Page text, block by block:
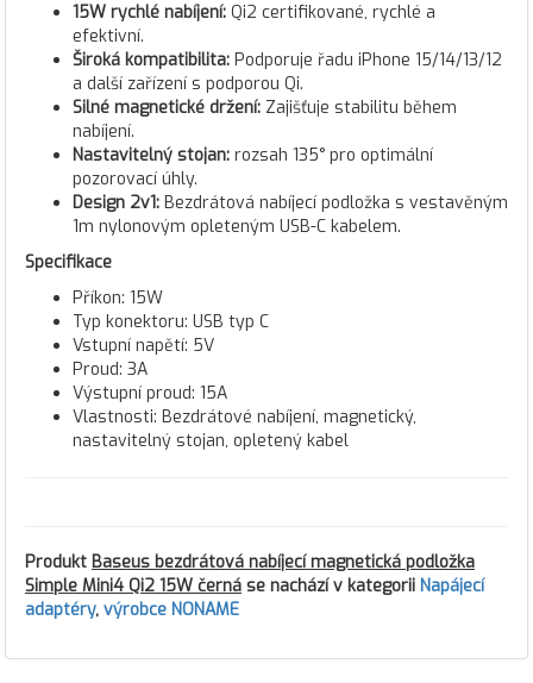
15W rychlé nabíjení: Qi2 certifikované, rychlé a
efektivní.
Široká kompatibilita: Podporuje řadu iPhone 15/14/13/12
a další zařízení s podporou Qi.
Silné magnetické držení: Zajišťuje stabilitu během
nabíjení.
Nastavitelný stojan: rozsah 135° pro optimální
pozorovací úhly.
Design 2v1: Bezdrátová nabíjecí podložka s vestavěným
1m nylonovým opleteným USB-C kabelem.
Specifikace
Příkon: 15W
Typ konektoru: USB typ C
Vstupní napětí: 5V
Proud: 3A
Výstupní proud: 15A
Vlastnosti: Bezdrátové nabíjení, magnetický,
nastavitelný stojan, opletený kabel
Produkt Baseus bezdrátová nabíjecí magnetická podložka
Simple Mini4 Qi2 15W černá se nachází v kategorii Napájecí
adaptéry, výrobce NONAME